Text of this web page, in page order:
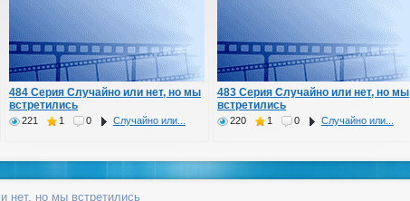
484 Серия Случайно или нет, но мы
встретились
221 1 0 Случайно или...
483 Серия Случайно или нет, но мы
встретились
220 1 0 Случайно или...
нет, но мы встретились